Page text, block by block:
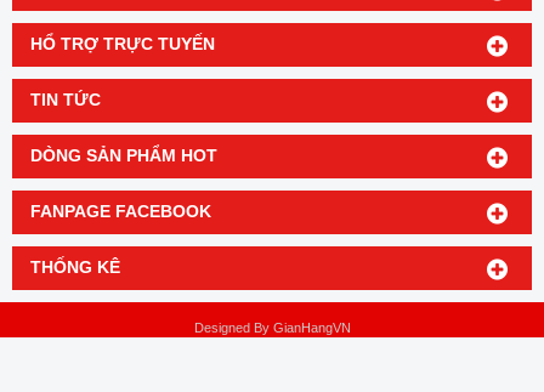
HỔ TRỢ TRỰC TUYẾN
TIN TỨC
DÒNG SẢN PHẨM HOT
FANPAGE FACEBOOK
THỐNG KÊ
Designed By GianHangVN